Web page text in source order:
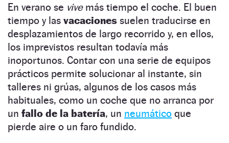
En verano se vivemás tiempo el coche. El buen
tiempo y las vacaciones suelen traducirse en
desplazamientos de largo recorrido y, en ellos,
los imprevistos resultan todavía más
inoportunos. Contar con una serie de equipos
prácticos permite solucionar al instante, sin
talleres ni grúas, algunos de los casos más
habituales, como un coche que no arranca por
un fallo de la batería, un neumático que
pierde aire o un faro fundido.